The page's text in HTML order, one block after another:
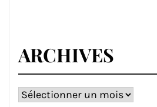
ARCHIVES
Archives